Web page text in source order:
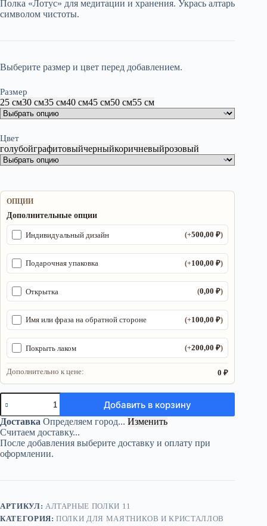
–
Полка «Лотус» для медитации и хранения. Укрась алтарь
символом чистоты.
Выберите размер и цвет перед добавлением.
Размер
25 см30 см35 см40 см45 см50 см55 см
Цвет
голубойграфитовыйчерныйкоричневыйрозовый
ОПЦИИ
Дополнительные опции
Индивидуальный дизайн (+500,00₽)
Подарочная упаковка (+100,00₽)
Открытка (0,00₽)
Имя или фраза на обратной стороне (+100,00₽)
Покрыть лаком (+200,00₽)
Дополнительно к цене: 0 ₽
Количество
товара
Полка
«Лотус»
—
алтарный
декор
Добавить в корзину
Доставка Определяем город... Изменить
Считаем доставку...
После добавления выберите доставку и оплату при
оформлении.
АРТИКУЛ: АЛТАРНЫЕ ПОЛКИ 11
КАТЕГОРИЯ:ПОЛКИ ДЛЯ МАЯТНИКОВ И КРИСТАЛЛОВ